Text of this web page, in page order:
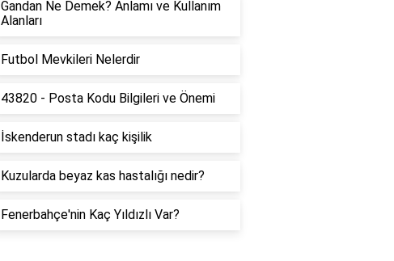
Gandan Ne Demek? Anlamı ve Kullanım
Alanları
Futbol Mevkileri Nelerdir
43820 - Posta Kodu Bilgileri ve Önemi
İskenderun stadı kaç kişilik
Kuzularda beyaz kas hastalığı nedir?
Fenerbahçe'nin Kaç Yıldızlı Var?